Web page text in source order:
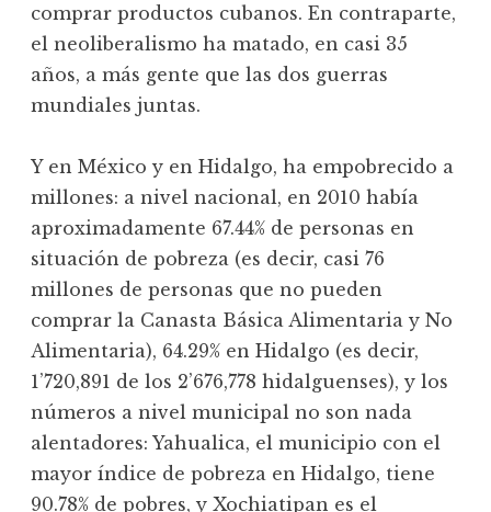
comprar productos cubanos. En contraparte,
el neoliberalismo ha matado, en casi 35
años, a más gente que las dos guerras
mundiales juntas.
Y en México y en Hidalgo, ha empobrecido a
millones: a nivel nacional, en 2010 había
aproximadamente 67.44% de personas en
situación de pobreza (es decir, casi 76
millones de personas que no pueden
comprar la Canasta Básica Alimentaria y No
Alimentaria), 64.29% en Hidalgo (es decir,
1’720,891 de los 2’676,778 hidalguenses), y los
números a nivel municipal no son nada
alentadores: Yahualica, el municipio con el
mayor índice de pobreza en Hidalgo, tiene
90.78% de pobres, y Xochiatipan es el